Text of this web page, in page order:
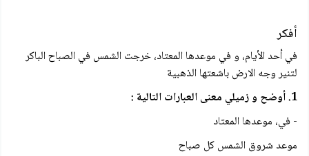
أفكر
في أحد الأيام، و في موعدها المعتاد، خرجت الشمس في الصباح الباكر
لتنير وجه الارض باشعتها الذهبية
1. أوضح و زميلي معنى العبارات التالية :
- في، موعدها المعتاد
موعد شروق الشمس كل صباح